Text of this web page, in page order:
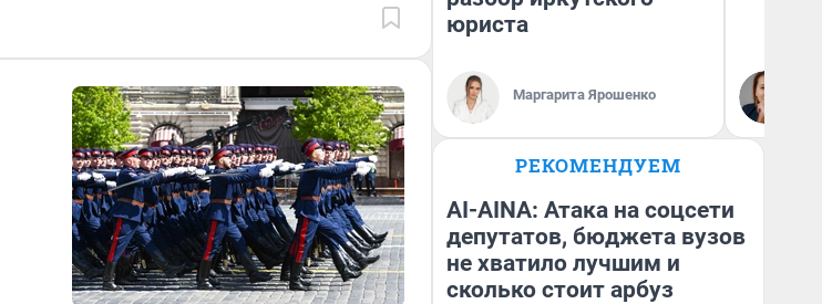
юриста
Маргарита Ярошенко
РЕКОМЕНДУЕМ
AI-AINA: Атака на соцсети
депутатов, бюджета вузов
не хватило лучшим и
сколько стоит арбуз